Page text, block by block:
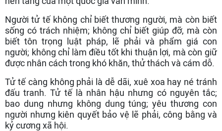
Người tử tế không chỉ biết thương người, mà còn biết
sống có trách nhiệm; không chỉ biết giúp đỡ, mà còn
biết tôn trọng luật pháp, lẽ phải và phẩm giá con
người; không chỉ làm điều tốt khi thuận lợi, mà còn giữ
được nhân cách trong khó khăn, thử thách và cám dỗ.
Tử tế càng không phải là dễ dãi, xuê xoa hay né tránh
đấu tranh. Tử tế là nhân hậu nhưng có nguyên tắc;
bao dung nhưng không dung túng; yêu thương con
người nhưng kiên quyết bảo vệ lẽ phải, công bằng và
kỷ cương xã hội.